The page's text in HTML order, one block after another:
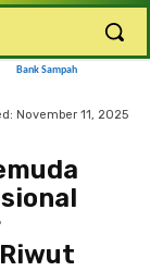
Bank Sampah
November 11, 2025